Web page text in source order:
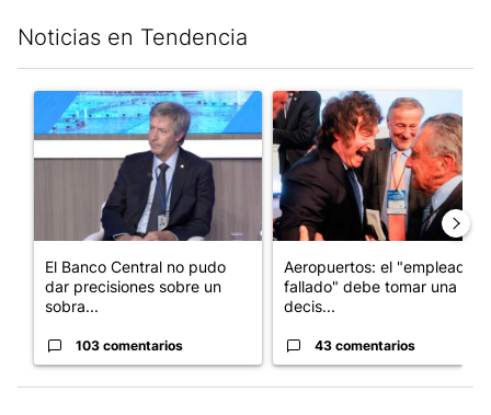
Noticias en Tendencia
Un artículo de tendencia con el título "El Banco Central no
El Banco Central no pudo
dar precisiones sobre un
sobra...
103 comentarios
Un artículo de tendencia con
Aeropuertos: el "empleado
fallado" debe tomar una
decis...
43 comentarios